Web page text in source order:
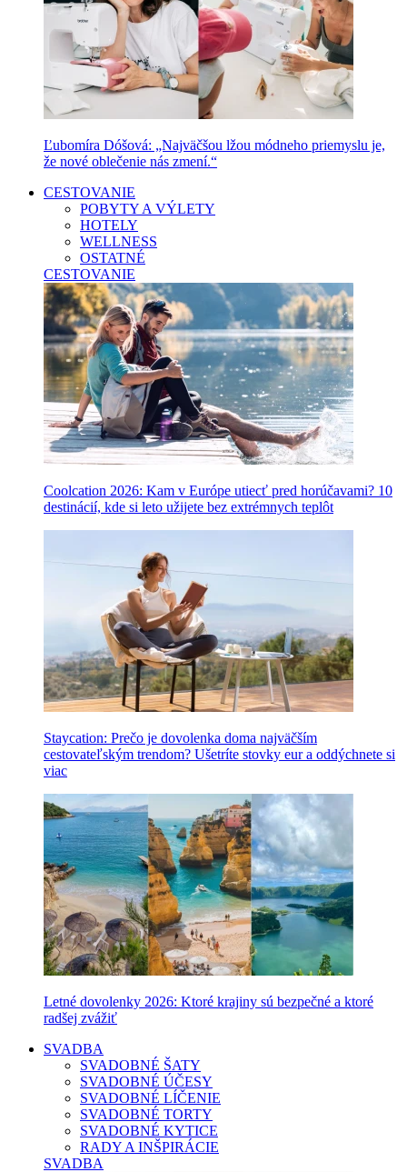
Ľubomíra Dóšová: „Najväčšou lžou módneho priemyslu je,
že nové oblečenie nás zmení.“
CESTOVANIE
POBYTY A VÝLETY
HOTELY
WELLNESS
OSTATNÉ
CESTOVANIE
Coolcation 2026: Kam v Európe utiecť pred horúčavami? 10
destinácií, kde si leto užijete bez extrémnych teplôt
Staycation: Prečo je dovolenka doma najväčším
cestovateľským trendom? Ušetríte stovky eur a oddýchnete si
viac
Letné dovolenky 2026: Ktoré krajiny sú bezpečné a ktoré
radšej zvážiť
SVADBA
SVADOBNÉ ŠATY
SVADOBNÉ ÚČESY
SVADOBNÉ LÍČENIE
SVADOBNÉ TORTY
SVADOBNÉ KYTICE
RADY A INŠPIRÁCIE
SVADBA